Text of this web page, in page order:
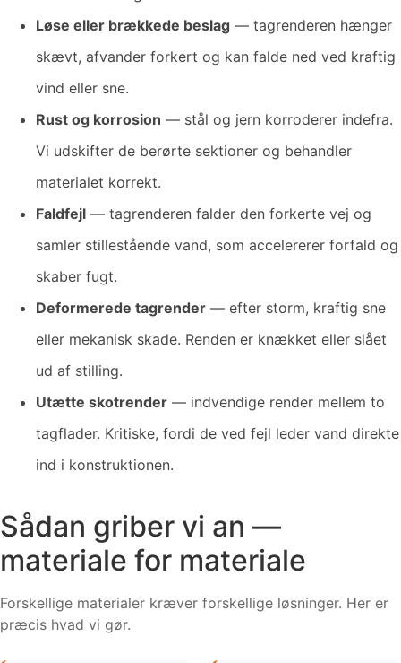
Løse eller brækkede beslag — tagrenderen hænger
skævt, afvander forkert og kan falde ned ved kraftig
vind eller sne.
Rust og korrosion — stål og jern korroderer indefra.
Vi udskifter de berørte sektioner og behandler
materialet korrekt.
Faldfejl — tagrenderen falder den forkerte vej og
samler stillestående vand, som accelererer forfald og
skaber fugt.
Deformerede tagrender — efter storm, kraftig sne
eller mekanisk skade. Renden er knækket eller slået
ud af stilling.
Utætte skotrender — indvendige render mellem to
tagflader. Kritiske, fordi de ved fejl leder vand direkte
ind i konstruktionen.
Sådan griber vi an —
materiale for materiale
Forskellige materialer kræver forskellige løsninger. Her er
præcis hvad vi gør.